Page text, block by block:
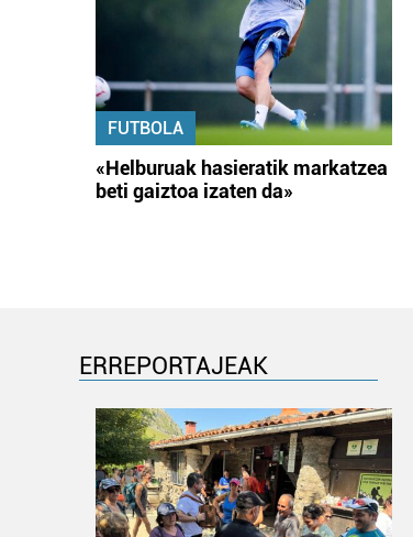
FUTBOLA
«Helburuak hasieratik markatzea
beti gaiztoa izaten da»
ERREPORTAJEAK